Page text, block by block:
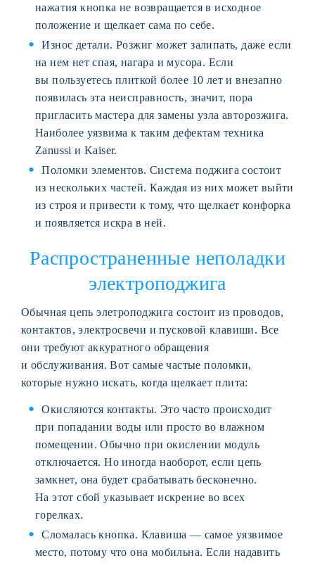
нажатия кнопка не возвращается в исходное
положение и щелкает сама по себе.
Износ детали. Розжиг может залипать, даже если
на нем нет спая, нагара и мусора. Если
вы пользуетесь плиткой более 10 лет и внезапно
появилась эта неисправность, значит, пора
пригласить мастера для замены узла авторозжига.
Наиболее уязвима к таким дефектам техника
Zanussi и Kaiser.
Поломки элементов. Система поджига состоит
из нескольких частей. Каждая из них может выйти
из строя и привести к тому, что щелкает конфорка
и появляется искра в ней.
Распространенные неполадки
электроподжига
Обычная цепь элетроподжига состоит из проводов,
контактов, электросвечи и пусковой клавиши. Все
они требуют аккуратного обращения
и обслуживания. Вот самые частые поломки,
которые нужно искать, когда щелкает плита:
Окисляются контакты. Это часто происходит
при попадании воды или просто во влажном
помещении. Обычно при окислении модуль
отключается. Но иногда наоборот, если цепь
замкнет, она будет срабатывать бесконечно.
На этот сбой указывает искрение во всех
горелках.
Сломалась кнопка. Клавиша — самое уязвимое
место, потому что она мобильна. Если надавить